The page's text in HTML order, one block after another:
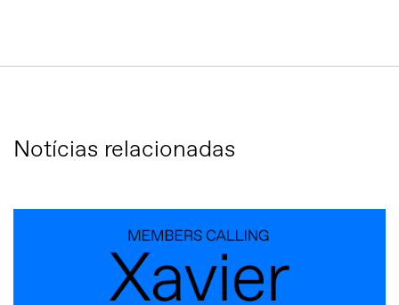
Notícias relacionadas